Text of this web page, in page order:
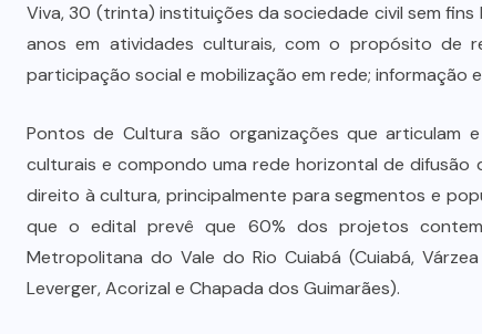
Viva, 30 (trinta) instituições da sociedade civil sem
anos em atividades culturais, com o propósito de
participação social e mobilização em rede; informação
Pontos de Cultura são organizações que articulam
culturais e compondo uma rede horizontal de difusão
direito à cultura, principalmente para segmentos e
que o edital prevê que 60% dos projetos
Metropolitana do Vale do Rio Cuiabá (Cuiabá,
Leverger, Acorizal e Chapada dos Guimarães).
Prefeito Abilio Brunini recebe a
mais alta honraria da Rotam em
Cuiabá
7 DE AGOSTO DE 2026